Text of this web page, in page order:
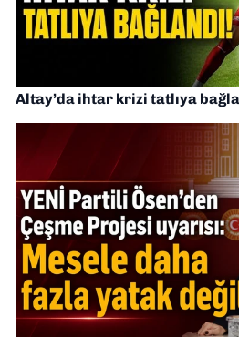
Altay’da ihtar krizi tatlıya